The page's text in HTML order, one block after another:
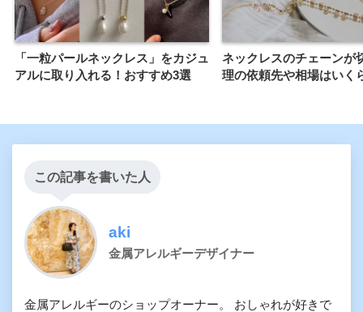
「一粒パールネックレス」をカジュ
アルに取り入れる！おすすめ3選
ネックレスのチェーンが
理の依頼先や相場はいく
この記事を書いた人
aki
金属アレルギーデザイナー
金属アレルギーのショップオーナー。 おしゃれが好きで